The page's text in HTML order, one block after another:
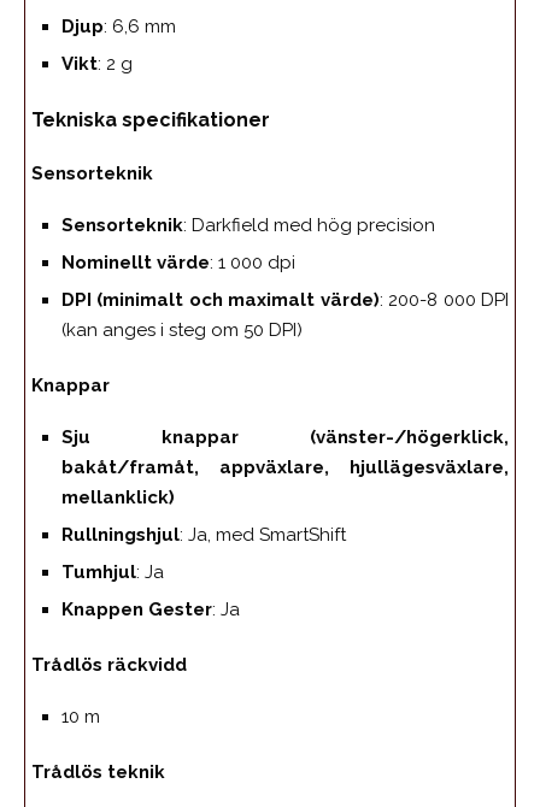
Djup: 6,6 mm
Vikt: 2 g
Tekniska specifikationer
Sensorteknik
Sensorteknik: Darkfield med hög precision
Nominellt värde: 1 000 dpi
DPI (minimalt och maximalt värde): 200-8 000 DPI
(kan anges i steg om 50 DPI)
Knappar
Sju knappar (vänster-/högerklick,
bakåt/framåt, appväxlare, hjullägesväxlare,
mellanklick)
Rullningshjul: Ja, med SmartShift
Tumhjul: Ja
Knappen Gester: Ja
Trådlös räckvidd
10 m
Trådlös teknik